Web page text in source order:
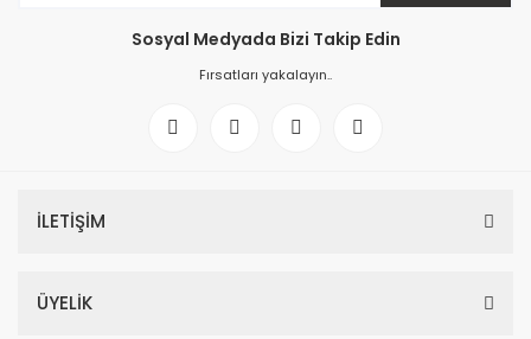
Sosyal Medyada Bizi Takip Edin
Fırsatları yakalayın..
İLETİŞİM
ÜYELİK